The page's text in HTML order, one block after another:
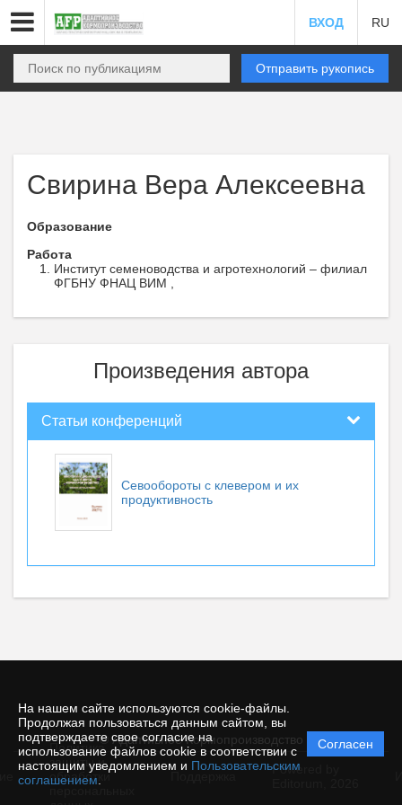
На нашем сайте используются cookie-файлы.
Продолжая пользоваться данным сайтом, вы
подтверждаете свое согласие на
использование файлов cookie в соответствии с
настоящим уведомлением и Пользовательским
соглашением
Согласен
ВХОД RU
Отправить рукопись
Свирина Вера Алексеевна
Образование
Работа
Институт семеноводства и агротехнологий – филиал
ФГБНУ ФНАЦ ВИМ ,
Произведения автора
Статьи конференций
Севообороты с клевером и их
продуктивность
© Адаптивное Кормопроизводство
Политика
защиты и
обработки
Powered by